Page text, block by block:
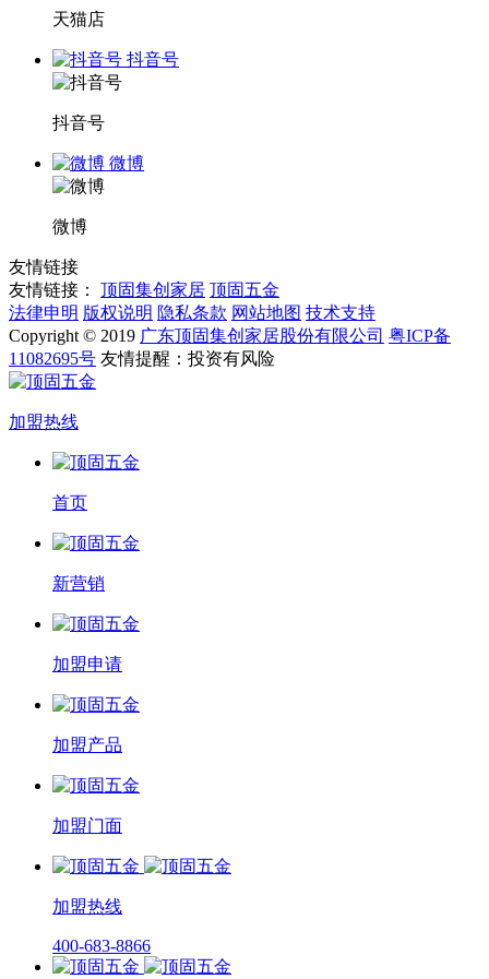
天猫店
抖音号
抖音号
微博
微博
友情链接
友情链接：
顶固集创家居 顶固五金
法律申明 版权说明 隐私条款 网站地图 技术支持
Copyright © 2019 广东顶固集创家居股份有限公司 粤ICP备
11082695号 友情提醒：投资有风险
加盟热线
首页
新营销
加盟申请
加盟产品
加盟门面
加盟热线
400-683-8866